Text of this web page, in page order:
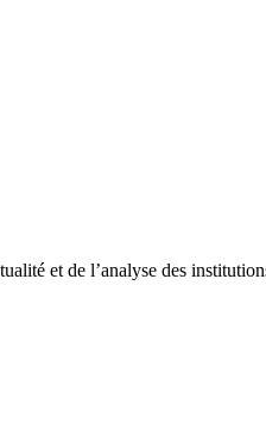
et de l’analyse des